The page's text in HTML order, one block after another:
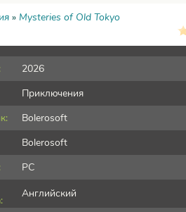
» Mysteries of Old Tokyo
2026
Приключения
Bolerosoft
Bolerosoft
PC
Английский